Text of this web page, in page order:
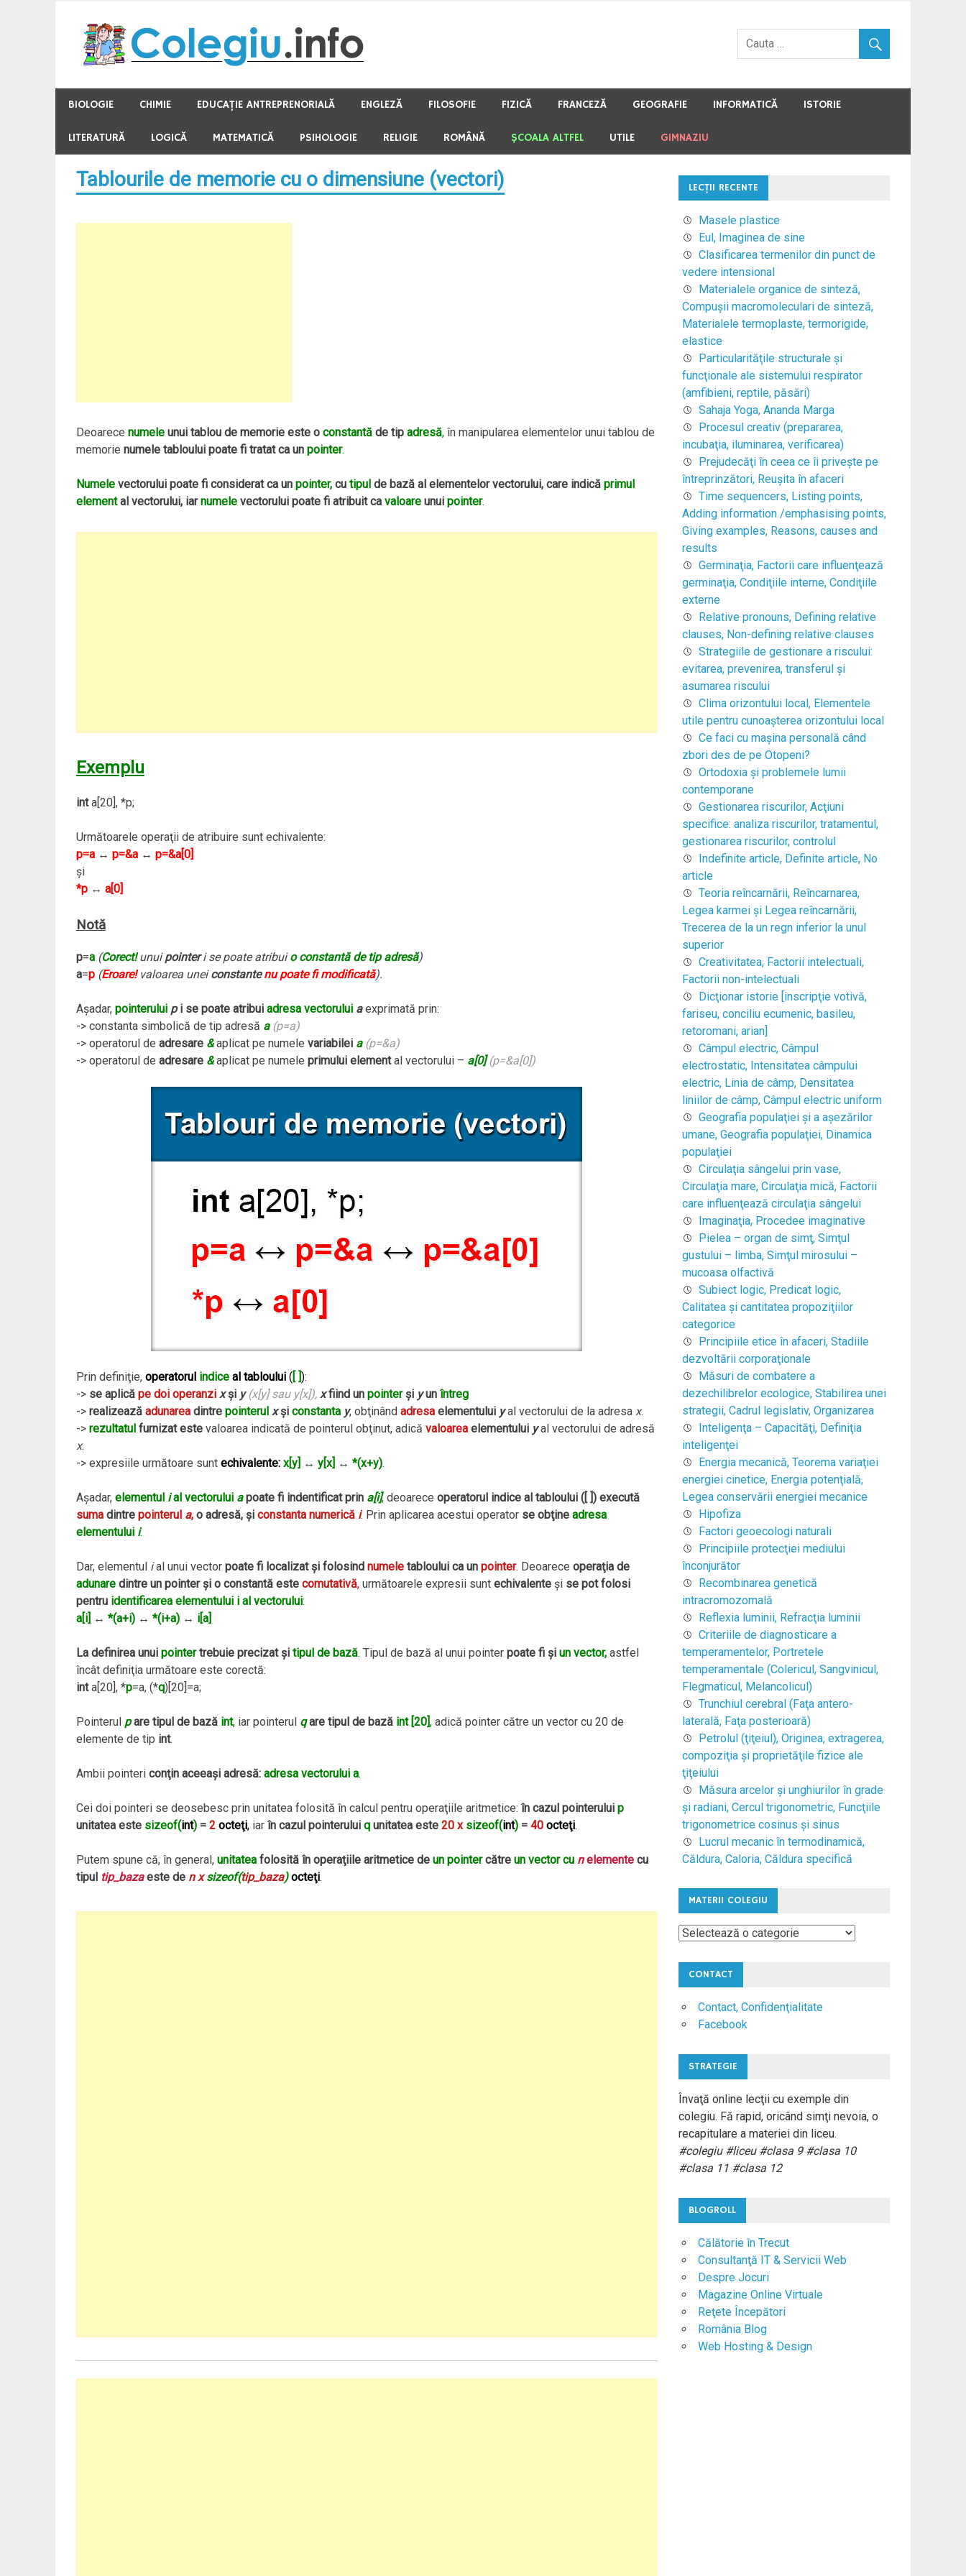
content
BIOLOGIE CHIMIE EDUCAŢIE ANTREPRENORIALĂ ENGLEZĂ FILOSOFIE FIZICĂ FRANCEZĂ GEOGRAFIE INFORMATICĂ ISTORIE
LITERATURĂ LOGICĂ MATEMATICĂ PSIHOLOGIE RELIGIE ROMÂNĂ ŞCOALA ALTFEL UTILE GIMNAZIU
Tablourile de memorie cu o dimensiune (vectori)
Deoarece numeleunui tablou de memorie este o constantăde tip adresă,în manipularea elementelor unui tablou de
memorie numele tabloului poate fi tratat ca un pointer.
Numelevectorului poate fi considerat ca un pointer,cu tipulde bază al elementelor vectorului, care indică primul
elemental vectorului, iarnumelevectorului poate fi atribuit ca valoareunui pointer.
Exemplu
inta[20], *p;
Următoarele operaţii de atribuire sunt echivalente:
p=a↔ p=&a↔ p=&a[0]
şi
*p↔ a[0]
Notă
p=a (Corect!unuipointeri se poate atribuio constantă de tip adresă)
a=p (Eroare!valoarea uneiconstante nu poate fi modificată).
Aşadar, pointerului pi se poate atribui adresa vectorului aexprimată prin:
-> constanta simbolică de tip adresă a(p=a)
-> operatorul de adresare &aplicat pe numele variabilei a(p=&a)
-> operatorul de adresare &aplicat pe numele primului elemental vectorului – a[0](p=&a[0])
Prin definiţie, operatorul indice al tabloului ( ):
-> se aplică pe doi operanzi xşi y (x[y] sau y[x]), xfiind un pointerşi yun întreg
-> realizează adunareadintre pointerul xşi constanta y, obţinând adresaelementului yal vectorului de la adresa x.
-> rezultatul furnizat este valoarea indicată de pointerul obţinut, adică valoareaelementului yal vectorului de adresă
x.
-> expresiile următoare sunt echivalente: x[y] ↔ y[x] ↔ *(x+y).
Aşadar, elementul ial vectorului apoate fi indentificat prin a[i],deoarece operatorul indice al tabloului ([ ]) execută
sumadintre pointerul a,o adresă, şi constanta numerică i.Prin aplicarea acestui operator se obţine adresa
elementului i.
Dar, elementul ial unui vector poate fi localizat şi folosind numeletabloului ca un pointer. Deoarece operaţia de
adunaredintre un pointer şi o constantă este comutativă,următoarele expresii sunt echivalenteşi se pot folosi
pentru identificarea elementului i al vectorului:
a[i] ↔ *(a+i)↔ *(i+a)↔ i[a]
La definirea unui pointertrebuie precizat şi tipul de bază. Tipul de bază al unui pointer poate fi şi un vector,astfel
încât definiţia următoare este corectă:
inta[20], *p=a, (*q)[20]=a;
Pointerul pare tipul de bază int,iar pointerul qare tipul de bază int [20] ,adică pointer către un vector cu 20 de
elemente de tip int.
Ambii pointeri conţin aceeaşi adresă:adresa vectorului a.
Cei doi pointeri se deosebesc prin unitatea folosită în calcul pentru operaţiile aritmetice: în cazul pointerului p
unitatea este sizeof(int)= 2 octeţi,iar în cazul pointerului qunitatea este 20 xsizeof(int)= 40 octeţi.
Putem spune că, în general, unitateafolosită în operaţiile aritmetice de un pointercătre un vector cu nelementecu
tipul tip_bazaeste de n xsizeof(tip_baza) octeţi.
LECŢII RECENTE
Masele plastice
Eul, Imaginea de sine
Clasificarea termenilor din punct de
vedere intensional
Materialele organice de sinteză,
Compuşii macromoleculari de sinteză,
Materialele termoplaste, termorigide,
elastice
Particularităţile structurale şi
funcţionale ale sistemului respirator
(amfibieni, reptile, păsări)
Sahaja Yoga, Ananda Marga
Procesul creativ (prepararea,
incubaţia, iluminarea, verificarea)
Prejudecăţi în ceea ce îi priveşte pe
întreprinzători, Reuşita în afaceri
Time sequencers, Listing points,
Adding information /emphasising points,
Giving examples, Reasons, causes and
results
Germinaţia, Factorii care influenţează
germinaţia, Condiţiile interne, Condiţiile
externe
Relative pronouns, Defining relative
clauses, Non-defining relative clauses
Strategiile de gestionare a riscului:
evitarea, prevenirea, transferul şi
asumarea riscului
Clima orizontului local, Elementele
utile pentru cunoaşterea orizontului local
Ce faci cu mașina personală când
zbori des de pe Otopeni?
Ortodoxia şi problemele lumii
contemporane
Gestionarea riscurilor, Acţiuni
specifice: analiza riscurilor, tratamentul,
gestionarea riscurilor, controlul
Indefinite article, Definite article, No
article
Teoria reîncarnării, Reîncarnarea,
Legea karmei şi Legea reîncarnării,
Trecerea de la un regn inferior la unul
superior
Creativitatea, Factorii intelectuali,
Factorii non-intelectuali
Dicţionar istorie [inscripţie votivă,
fariseu, conciliu ecumenic, basileu,
retoromani, arian]
Câmpul electric, Câmpul
electrostatic, Intensitatea câmpului
electric, Linia de câmp, Densitatea
liniilor de câmp, Câmpul electric uniform
Geografia populaţiei şi a aşezărilor
umane, Geografia populaţiei, Dinamica
populaţiei
Circulaţia sângelui prin vase,
Circulaţia mare, Circulaţia mică, Factorii
care influenţează circulaţia sângelui
Imaginaţia, Procedee imaginative
Pielea – organ de simţ, Simţul
gustului – limba, Simţul mirosului –
mucoasa olfactivă
Subiect logic, Predicat logic,
Calitatea şi cantitatea propoziţiilor
categorice
Principiile etice în afaceri, Stadiile
dezvoltării corporaţionale
Măsuri de combatere a
dezechilibrelor ecologice, Stabilirea unei
strategii, Cadrul legislativ, Organizarea
Inteligenţa – Capacităţi, Definiţia
inteligenţei
Energia mecanică, Teorema variaţiei
energiei cinetice, Energia potenţială,
Legea conservării energiei mecanice
Hipofiza
Factori geoecologi naturali
Principiile protecţiei mediului
înconjurător
Recombinarea genetică
intracromozomală
Reflexia luminii, Refracţia luminii
Criteriile de diagnosticare a
temperamentelor, Portretele
temperamentale (Colericul, Sangvinicul,
Flegmaticul, Melancolicul)
Trunchiul cerebral (Faţa antero-
laterală, Faţa posterioară)
Petrolul (ţiţeiul), Originea, extragerea,
compoziţia şi proprietăţile fizice ale
ţiţeiului
Măsura arcelor şi unghiurilor în grade
şi radiani, Cercul trigonometric, Funcţiile
trigonometrice cosinus şi sinus
Lucrul mecanic în termodinamică,
Căldura, Caloria, Căldura specifică
MATERII COLEGIU
Materii
CONTACT
Contact, Confidenţialitate
Facebook
STRATEGIE
Învaţă online lecţii cu exemple din
colegiu. Fă rapid, oricând simţi nevoia, o
recapitulare a materiei din liceu.
#colegiu #liceu #clasa 9 #clasa 10
#clasa 11 #clasa 12
BLOGROLL
Călătorie în Trecut
Consultanţă IT & Servicii Web
Despre Jocuri
Magazine Online Virtuale
Reţete Începători
România Blog
Web Hosting & Design